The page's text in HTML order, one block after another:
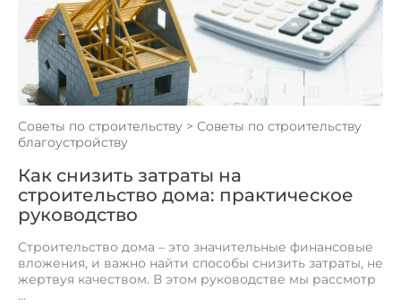
Советы по строительству > Советы по строительству
благоустройству
Как снизить затраты на
строительство дома: практическое
руководство
Строительство дома – это значительные финансовые
вложения, и важно найти способы снизить затраты, не
жертвуя качеством. В этом руководстве мы рассмотр
...